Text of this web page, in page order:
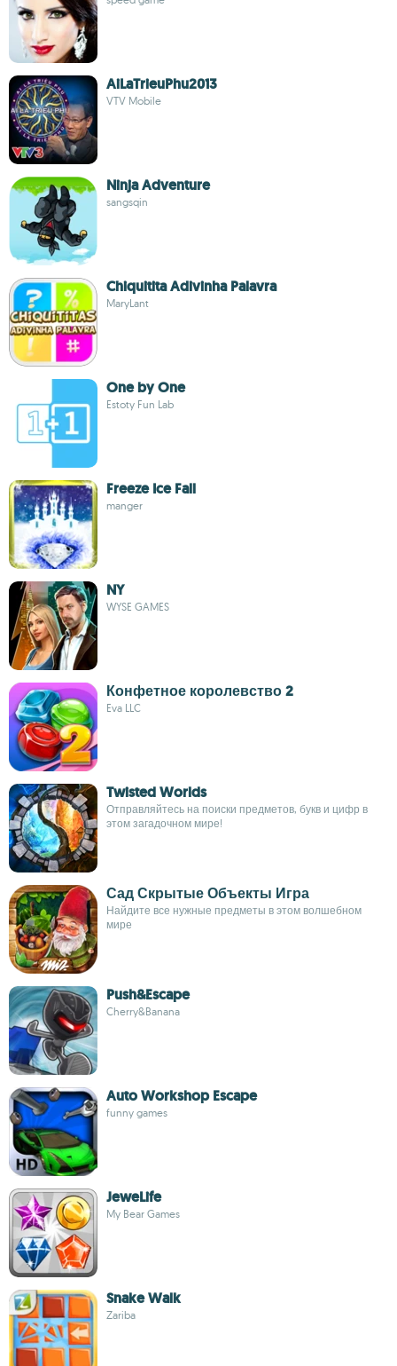
AiLaTrieuPhu2013
VTV Mobile
Ninja Adventure
sangsqin
Chiquitita Adivinha Palavra
MaryLant
One by One
Estoty Fun Lab
Freeze Ice Fall
manger
NY
WYSE GAMES
Конфетное королевство 2
Eva LLC
Twisted Worlds
Отправляйтесь на поиски предметов, букв и цифр в
этом загадочном мире!
Сад Скрытые Объекты Игра
Найдите все нужные предметы в этом волшебном
мире
Push&Escape
Cherry&Banana
Auto Workshop Escape
funny games
JeweLife
My Bear Games
Snake Walk
Zariba